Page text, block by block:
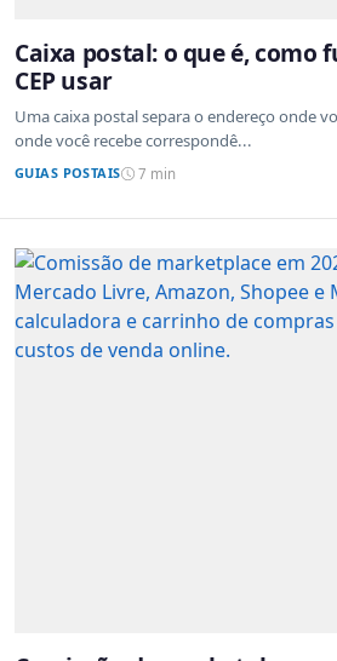
Caixa postal: o que é, como
CEP usar
Uma caixa postal separa o endereço onde
onde você recebe correspondê...
GUIAS POSTAIS 7 min